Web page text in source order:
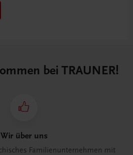
bei TRAUNER!
Wir über uns
Familienunternehmen mit